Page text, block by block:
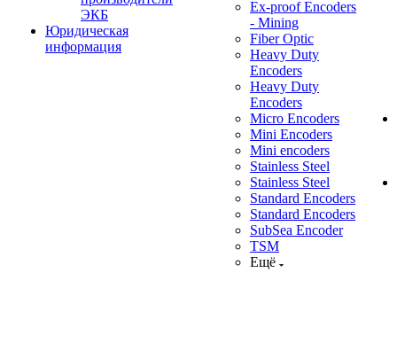
ЭКБ
Юридическая
информация
Ex-proof Encoders
- Mining
Fiber Optic
Heavy Duty
Encoders
Heavy Duty
Encoders
Micro Encoders
Mini Encoders
Mini encoders
Stainless Steel
Stainless Steel
Standard Encoders
Standard Encoders
SubSea Encoder
TSM
Ещё